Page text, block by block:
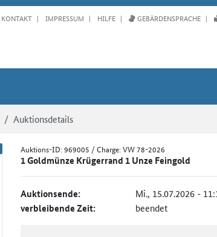
KONTAKT IMPRESSUM HILFE GEBÄRDENSPRACHE
Auktionsdetails
Auktions-ID:969005 / Charge: VW 78-2026
1 Goldmünze Krügerrand 1 Unze Feingold
Auktionsende: Mi., 15.07.2026 -
verbleibende Zeit: beendet